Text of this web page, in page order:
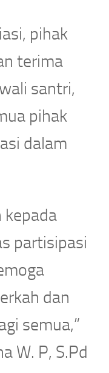
pihak
terima
santri,
pihak
dalam
kepada
partisipasi
dan
semua,”
W. P, S.Pd